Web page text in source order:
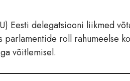
Eesti delegatsiooni liikmed
parlamentide roll rahumeelse
võitlemisel.